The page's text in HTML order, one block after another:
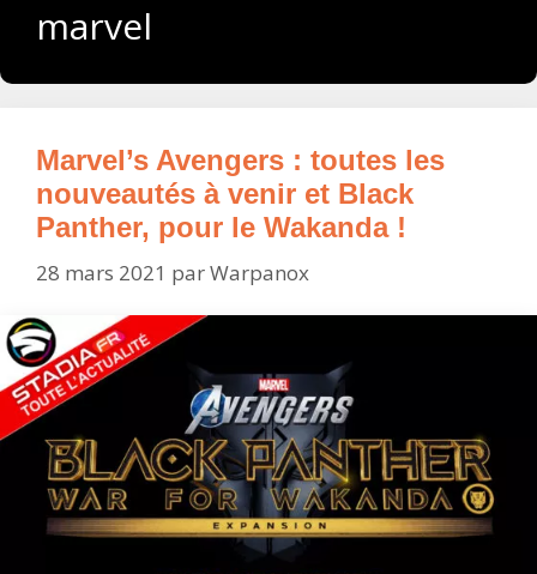
marvel
Marvel’s Avengers : toutes les
nouveautés à venir et Black
Panther, pour le Wakanda !
28 mars 2021 parWarpanox